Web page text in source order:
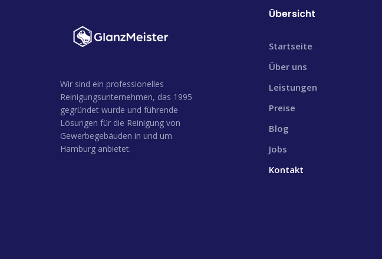
Wir sind ein professionelles
Reinigungsunternehmen, das 1995
gegründet wurde und führende
Lösungen für die Reinigung von
Gewerbegebäuden in und um
Hamburg anbietet.
Übersicht
Startseite
Über uns
Leistungen
Preise
Blog
Jobs
Kontakt